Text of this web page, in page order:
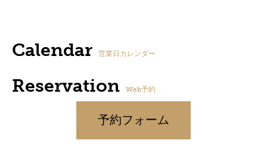
Calendar 営業日カレンダー
Reservation Web予約
予約フォーム